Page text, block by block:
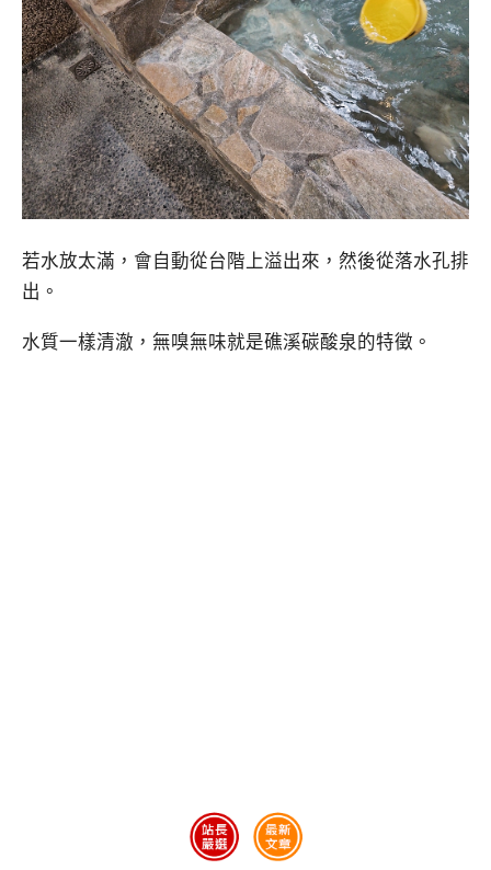
若水放太滿，會自動從台階上溢出來，然後從落水孔排
出。
水質一樣清澈，無嗅無味就是礁溪碳酸泉的特徵。